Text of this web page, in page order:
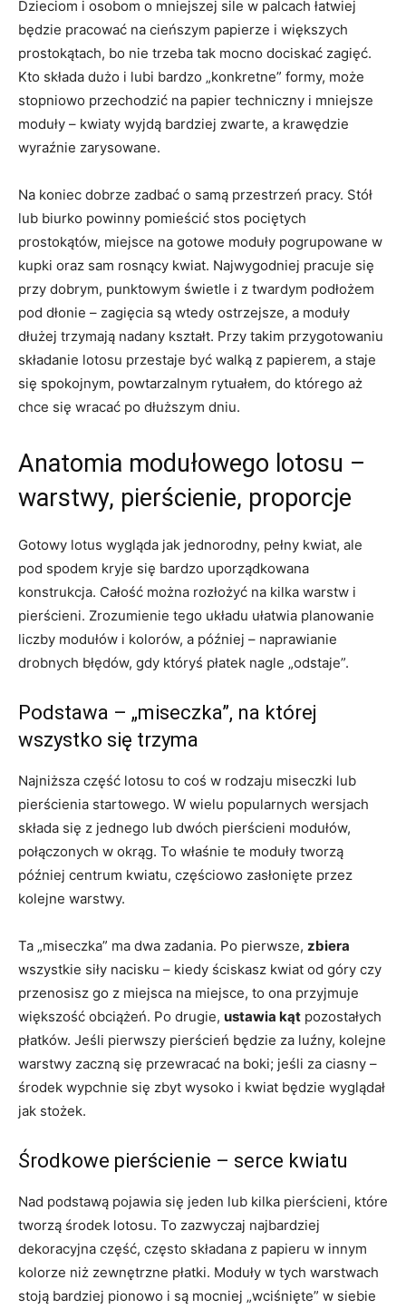
Dzieciom i osobom o mniejszej sile w palcach łatwiej
będzie pracować na cieńszym papierze i większych
prostokątach, bo nie trzeba tak mocno dociskać zagięć.
Kto składa dużo i lubi bardzo „konkretne” formy, może
stopniowo przechodzić na papier techniczny i mniejsze
moduły – kwiaty wyjdą bardziej zwarte, a krawędzie
wyraźnie zarysowane.
Na koniec dobrze zadbać o samą przestrzeń pracy. Stół
lub biurko powinny pomieścić stos pociętych
prostokątów, miejsce na gotowe moduły pogrupowane w
kupki oraz sam rosnący kwiat. Najwygodniej pracuje się
przy dobrym, punktowym świetle i z twardym podłożem
pod dłonie – zagięcia są wtedy ostrzejsze, a moduły
dłużej trzymają nadany kształt. Przy takim przygotowaniu
składanie lotosu przestaje być walką z papierem, a staje
się spokojnym, powtarzalnym rytuałem, do którego aż
chce się wracać po dłuższym dniu.
Anatomia modułowego lotosu –
warstwy, pierścienie, proporcje
Gotowy lotus wygląda jak jednorodny, pełny kwiat, ale
pod spodem kryje się bardzo uporządkowana
konstrukcja. Całość można rozłożyć na kilka warstw i
pierścieni. Zrozumienie tego układu ułatwia planowanie
liczby modułów i kolorów, a później – naprawianie
drobnych błędów, gdy któryś płatek nagle „odstaje”.
Podstawa – „miseczka”, na której
wszystko się trzyma
Najniższa część lotosu to coś w rodzaju miseczki lub
pierścienia startowego. W wielu popularnych wersjach
składa się z jednego lub dwóch pierścieni modułów,
połączonych w okrąg. To właśnie te moduły tworzą
później centrum kwiatu, częściowo zasłonięte przez
kolejne warstwy.
Ta „miseczka” ma dwa zadania. Po pierwsze, zbiera
wszystkie siły nacisku – kiedy ściskasz kwiat od góry czy
przenosisz go z miejsca na miejsce, to ona przyjmuje
większość obciążeń. Po drugie, ustawia kąt pozostałych
płatków. Jeśli pierwszy pierścień będzie za luźny, kolejne
warstwy zaczną się przewracać na boki; jeśli za ciasny –
środek wypchnie się zbyt wysoko i kwiat będzie wyglądał
jak stożek.
Środkowe pierścienie – serce kwiatu
Nad podstawą pojawia się jeden lub kilka pierścieni, które
tworzą środek lotosu. To zazwyczaj najbardziej
dekoracyjna część, często składana z papieru w innym
kolorze niż zewnętrzne płatki. Moduły w tych warstwach
stoją bardziej pionowo i są mocniej „wciśnięte” w siebie